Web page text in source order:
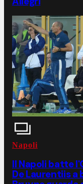
Napoli
Il Napoli batte
De Laurentiis a